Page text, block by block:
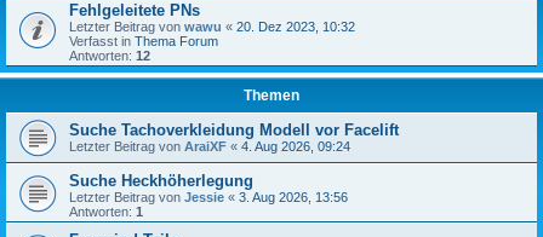
Fehlgeleitete PNs
Letzter Beitrag von wawu « 20. Dez 2023, 10:32
Verfasst in Thema Forum
Antworten: 12
Themen
Suche Tachoverkleidung Modell vor Facelift
Letzter Beitrag von AraiXF « 4. Aug 2026, 09:24
Suche Heckhöherlegung
Letzter Beitrag von Jessie « 3. Aug 2026, 13:56
Antworten: 1